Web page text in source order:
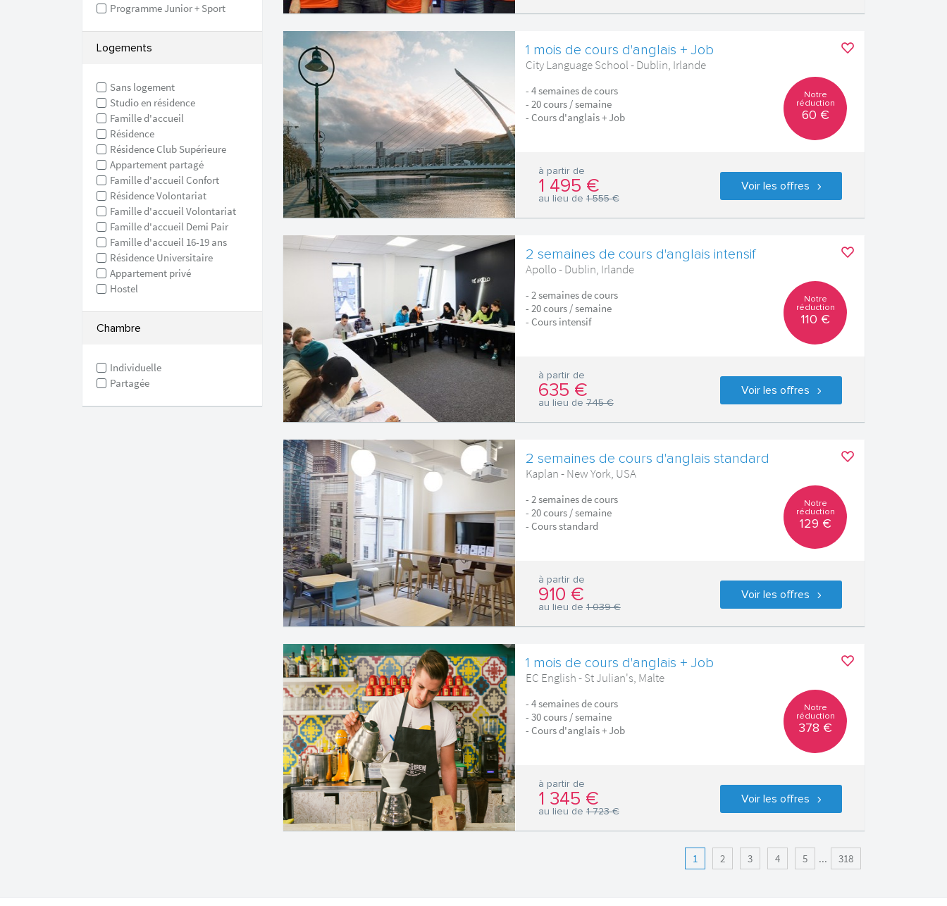
Programme Junior + Sport
Logements
Sans logement
Studio en résidence
Famille d'accueil
Résidence
Résidence Club Supérieure
Appartement partagé
Famille d'accueil Confort
Résidence Volontariat
Famille d'accueil Volontariat
Famille d'accueil Demi Pair
Famille d'accueil 16-19 ans
Résidence Universitaire
Appartement privé
Hostel
Chambre
Individuelle
Partagée
1 mois de cours d'anglais + Job
City Language School - Dublin, Irlande
- 4 semaines de cours
- 20 cours / semaine
- Cours d'anglais + Job
Notre
réduction
60 €
Voir les offres
à partir de
1 495 €
au lieu de1 555 €
2 semaines de cours d'anglais intensif
Apollo - Dublin, Irlande
- 2 semaines de cours
- 20 cours / semaine
- Cours intensif
Notre
réduction
110 €
Voir les offres
à partir de
635 €
au lieu de745 €
2 semaines de cours d'anglais standard
Kaplan - New York, USA
- 2 semaines de cours
- 20 cours / semaine
- Cours standard
Notre
réduction
129 €
Voir les offres
à partir de
910 €
au lieu de1 039 €
1 mois de cours d'anglais + Job
EC English - St Julian's, Malte
- 4 semaines de cours
- 30 cours / semaine
- Cours d'anglais + Job
Notre
réduction
378 €
Voir les offres
à partir de
1 345 €
au lieu de1 723 €
1 2 3 4 5 ... 318